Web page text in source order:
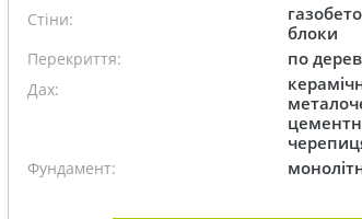
Стіни:
блоки
Перекриття: по
Дах:
Фундамент: